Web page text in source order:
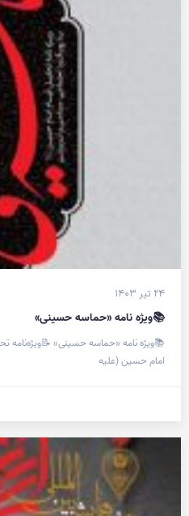
۲۴ تیر ۱۴۰۳
📚ویژه نامه «حماسه حسینی»
📚ویژه نامه «حماسه حسینی» 📝ویژه‌نامه
امام حسین (علیه